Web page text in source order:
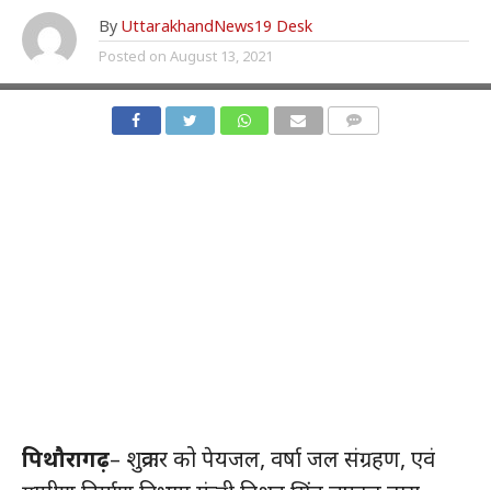
By UttarakhandNews19 Desk
Posted on August 13, 2021
पिथौरागढ़– शुक्रवार को पेयजल, वर्षा जल संग्रहण, एवं